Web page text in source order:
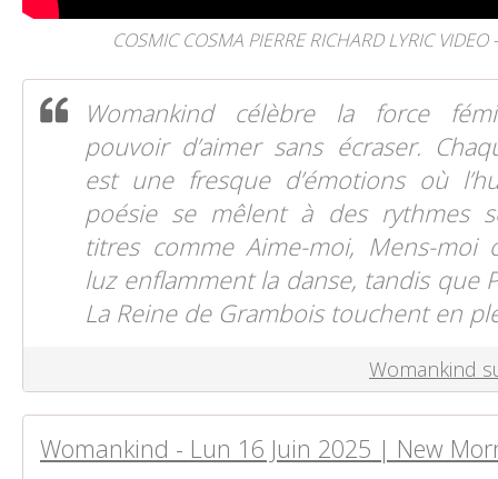
COSMIC COSMA PIERRE RICHARD LYRIC
Womankind célèbre la force
pouvoir d’aimer sans écraser.
est une fresque d’émotions où
poésie se mêlent à des rythmes
titres comme Aime-moi, Mens-moi
luz enflamment la danse, tandis que
La Reine de Grambois touchent en
Womankind
Womankind - Lun 16 Juin 2025 | New